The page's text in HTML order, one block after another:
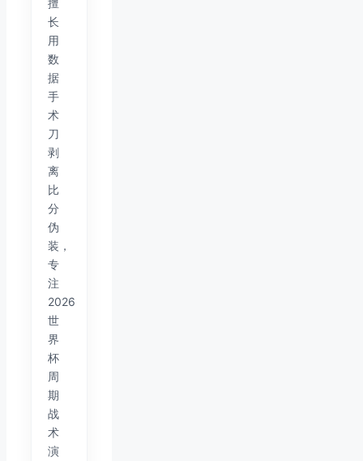
长
用
数
据
手
术
刀
剥
离
比
分
伪
装，
专
注
2026
世
界
杯
周
期
战
术
演